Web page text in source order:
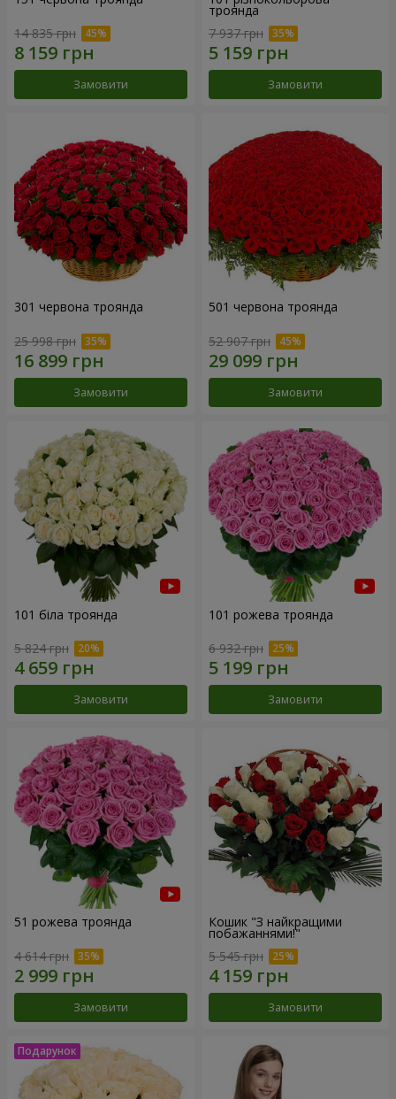
14 835 грн
Замовити
троянда
7 937 грн
Замовити
301 червона троянда
25 998 грн
Замовити
501 червона троянда
52 907 грн
Замовити
101 біла троянда
5 824 грн
Замовити
101 рожева троянда
6 932 грн
Замовити
51 рожева троянда
4 614 грн
Замовити
Кошик "З найкращими
побажаннями!"
5 545 грн
Замовити